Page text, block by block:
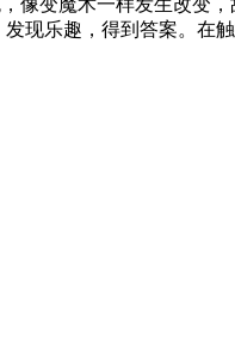
现乐趣，得到答案。在